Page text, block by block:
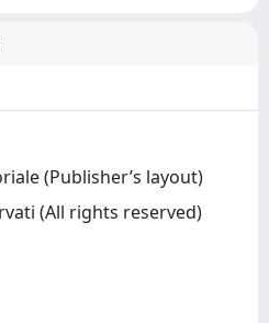
(Publisher’s layout)
(All rights reserved)